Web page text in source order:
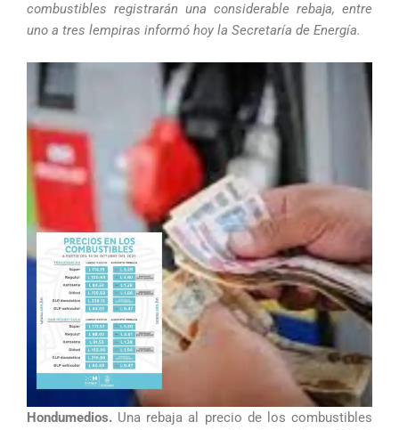
combustibles registrarán una considerable rebaja, entre
uno a tres lempiras informó hoy la Secretaría de Energía.
Hondumedios. Una rebaja al precio de los combustibles